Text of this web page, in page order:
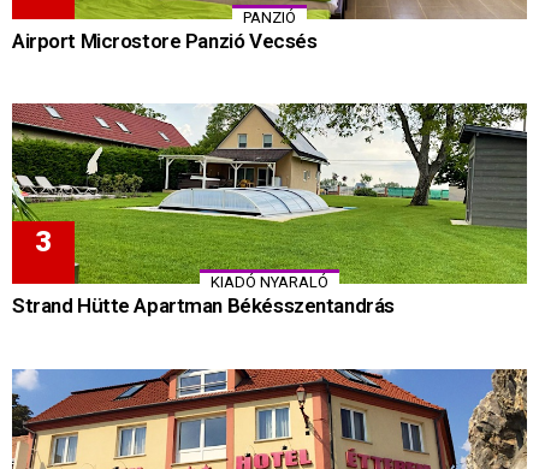
PANZIÓ
Airport Microstore Panzió Vecsés
KIADÓ NYARALÓ
Strand Hütte Apartman Békésszentandrás